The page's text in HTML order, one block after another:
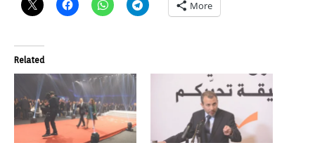
More
Related